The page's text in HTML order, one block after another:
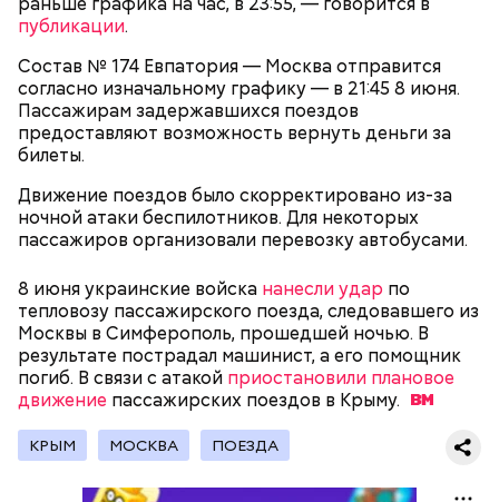
публикации.
Состав № 174 Евпатория — Москва отправится
согласно изначальному графику — в 21:45 8 июня.
Пассажирам задержавшихся поездов
предоставляют возможность вернуть деньги за
билеты.
Движение поездов было скорректировано из-за
ночной атаки беспилотников. Для некоторых
пассажиров организовали перевозку автобусами.
8 июня украинские войска нанесли удар по
тепловозу пассажирского поезда, следовавшего из
Москвы в Симферополь, прошедшей ночью. В
результате пострадал машинист, а его помощник
погиб. В связи с атакой приостановили плановое
движение пассажирских поездов в Крыму.
КРЫМ МОСКВА ПОЕЗДА
Для заправки:
200 граммов сливочного масла;
10 граммов ванильного сахара;
1/4 чайной ложки соли;
4 куриных яйца;
100 граммов сока апельсина и столовая ложка
цедры;
350 граммов муки;
2 чайных ложки разрыхлителя;
150 граммов изюма.
Способ приготовления
изюм, цукаты, которые вы пожелаете, и снова
кухонной лопаткой, чтобы не измельчить
сухофрукты.